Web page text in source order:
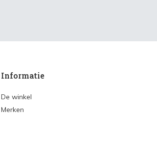
Informatie
De winkel
Merken